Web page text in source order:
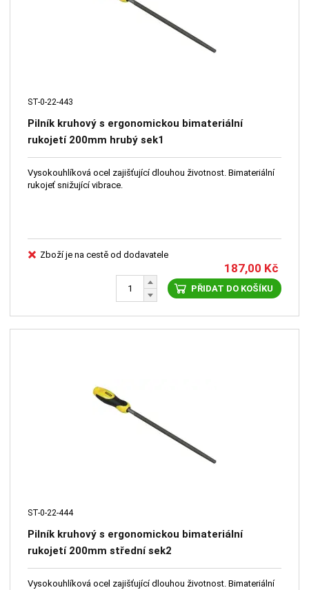
ST-0-22-443
Pilník kruhový s ergonomickou bimateriální
rukojetí 200mm hrubý sek1
Vysokouhlíková ocel zajišťující dlouhou životnost. Bimateriální
rukojeť snižující vibrace.
Zboží je na cestě od dodavatele
187,00 Kč
PŘIDAT DO KOŠÍKU
ST-0-22-444
Pilník kruhový s ergonomickou bimateriální
rukojetí 200mm střední sek2
Vysokouhlíková ocel zajišťující dlouhou životnost. Bimateriální